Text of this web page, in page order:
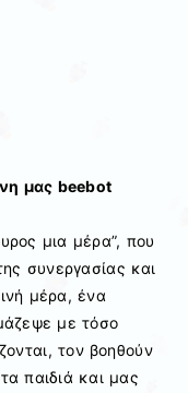
μας beebot
μια μέρα”, που
συνεργασίας και
μέρα, ένα
με τόσο
τον βοηθούν
παιδιά και μας